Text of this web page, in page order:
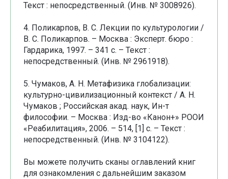
Текст : непосредственный. (Инв. № 3008926).
4. Поликарпов, В. С. Лекции по культурологии /
В. С. Поликарпов. – Москва : Эксперт. бюро :
Гардарика, 1997. – 341 с. – Текст :
непосредственный. (Инв. № 2961918).
5. Чумаков, А. Н. Метафизика глобализации:
культурно-цивилизационный контекст / А. Н.
Чумаков ; Российская акад. наук, Ин-т
философии. – Москва : Изд-во «Канон+» РООИ
«Реабилитация», 2006. – 514, [1] с. – Текст :
непосредственный. (Инв. № 3104122).
Вы можете получить сканы оглавлений книг
для ознакомления с дальнейшим заказом